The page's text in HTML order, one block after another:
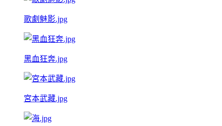
歌劇魅影.jpg
黑血狂奔.jpg
宮本武藏.jpg